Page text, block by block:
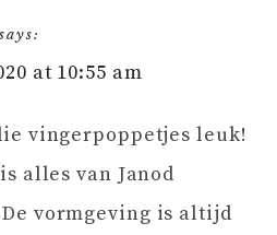
says:
at 10:55 am
vingerpoppetjes leuk!
alles van Janod
vormgeving is altijd